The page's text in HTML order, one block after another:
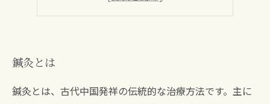
成功するためのコツ
鍼灸とは
鍼灸とは、古代中国発祥の伝統的な治療方法です。主に